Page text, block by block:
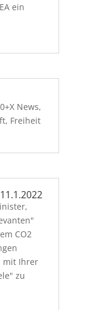
ein
News,
Freiheit
CO2
mit Ihrer
zu